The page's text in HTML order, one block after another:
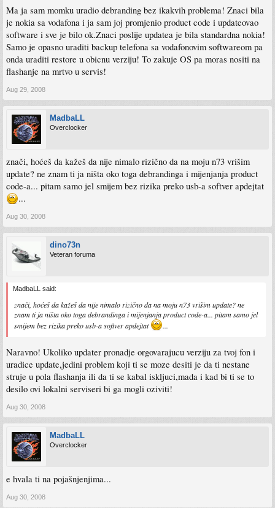
Ma ja sam momku uradio debranding bez ikakvih problema! Znaci bila
je nokia sa vodafona i ja sam joj promjenio product code i updateovao
software i sve je bilo ok.Znaci poslije updatea je bila standardna nokia!
Samo je opasno uraditi backup telefona sa vodafonovim softwareom pa
onda uraditi restore u obicnu verziju! To zakuje OS pa moras nositi na
flashanje na mrtvo u servis!
Aug 29, 2008
MadbaLL
Overclocker
znači, hoćeš da kažeš da nije nimalo rizično da na moju n73 vrišim
update? ne znam ti ja ništa oko toga debrandinga i mijenjanja product
code-a... pitam samo jel smijem bez rizika preko usb-a softver apdejtat
...
Aug 30, 2008
dino73n
Veteran foruma
MadbaLL said:
znači, hoćeš da kažeš da nije nimalo rizično da na moju n73 vrišim update? ne
znam ti ja ništa oko toga debrandinga i mijenjanja product code-a... pitam samo jel
smijem bez rizika preko usb-a softver apdejtat
...
Naravno! Ukoliko updater pronadje orgovarajucu verziju za tvoj fon i
uradice update,jedini problem koji ti se moze desiti je da ti nestane
struje u pola flashanja ili da ti se kabal iskljuci,mada i kad bi ti se to
desilo ovi lokalni serviseri bi ga mogli oziviti!
Aug 30, 2008
MadbaLL
Overclocker
e hvala ti na pojašnjenjima...
Aug 30, 2008